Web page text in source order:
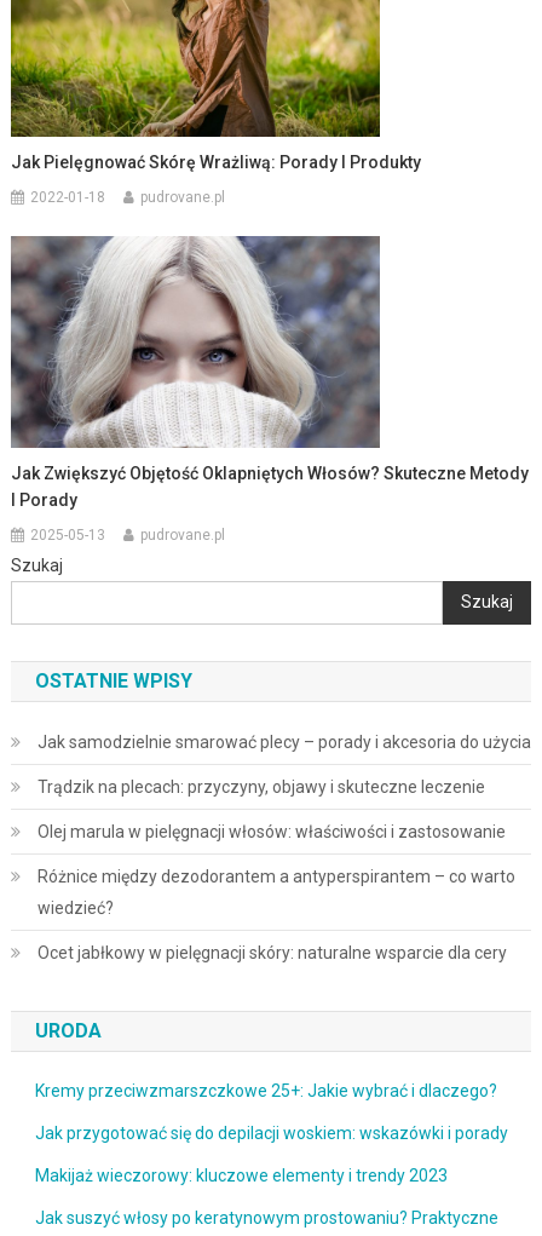
Jak Pielęgnować Skórę Wrażliwą: Porady I Produkty
2022-01-18 pudrovane.pl
Jak Zwiększyć Objętość Oklapniętych Włosów? Skuteczne Metody
I Porady
2025-05-13 pudrovane.pl
Szukaj
Szukaj
OSTATNIE WPISY
Jak samodzielnie smarować plecy – porady i akcesoria do użycia
Trądzik na plecach: przyczyny, objawy i skuteczne leczenie
Olej marula w pielęgnacji włosów: właściwości i zastosowanie
Różnice między dezodorantem a antyperspirantem – co warto
wiedzieć?
Ocet jabłkowy w pielęgnacji skóry: naturalne wsparcie dla cery
URODA
Kremy przeciwzmarszczkowe 25+: Jakie wybrać i dlaczego?
Jak przygotować się do depilacji woskiem: wskazówki i porady
Makijaż wieczorowy: kluczowe elementy i trendy 2023
Jak suszyć włosy po keratynowym prostowaniu? Praktyczne